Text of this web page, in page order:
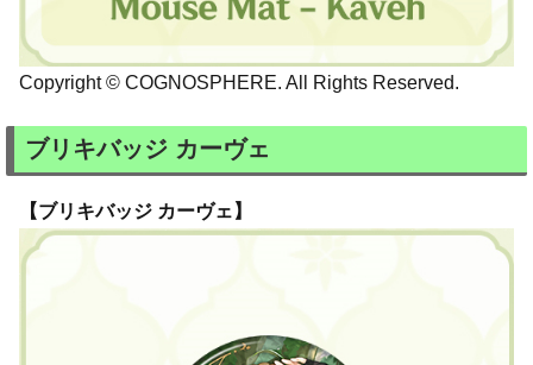
Copyright © COGNOSPHERE. All Rights Reserved.
ブリキバッジ カーヴェ
【ブリキバッジ カーヴェ】